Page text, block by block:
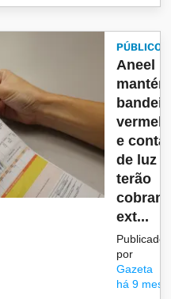
PÚBLICO
Aneel
mantém
e
de luz
terão
ext...
Publicado
por
Gazeta
há 9